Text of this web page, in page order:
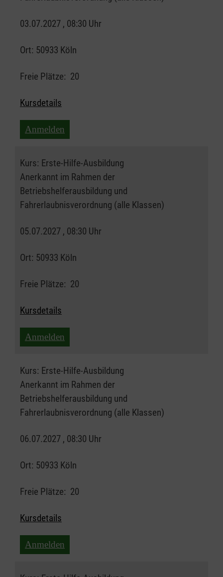
03.07.2027 , 08:30 Uhr
Ort: 50933 Köln
Freie Plätze: 20
Kursdetails
Anmelden
Kurs: Erste-Hilfe-Ausbildung
Anerkannt im Rahmen der
Betriebshelferausbildung und
Fahrerlaubnisverordnung (alle Klassen)
05.07.2027 , 08:30 Uhr
Ort: 50933 Köln
Freie Plätze: 20
Kursdetails
Anmelden
Kurs: Erste-Hilfe-Ausbildung
Anerkannt im Rahmen der
Betriebshelferausbildung und
Fahrerlaubnisverordnung (alle Klassen)
06.07.2027 , 08:30 Uhr
Ort: 50933 Köln
Freie Plätze: 20
Kursdetails
Anmelden